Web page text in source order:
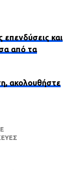
επενδύσεις και
από τα
ακολουθήστε